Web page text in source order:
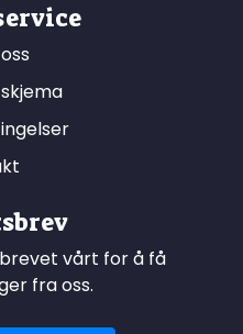
vårt for å få
fra oss.